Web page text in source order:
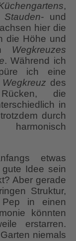
,
Stauden- und
hier die
die Höhe und
Wegkreuzes
. Während ich
ich eine
Wegkreuz des
die
in
durch
etwas
gute Idee sein
Aber gerade
Struktur,
Pep in einen
könnten
erstarren.
niemals